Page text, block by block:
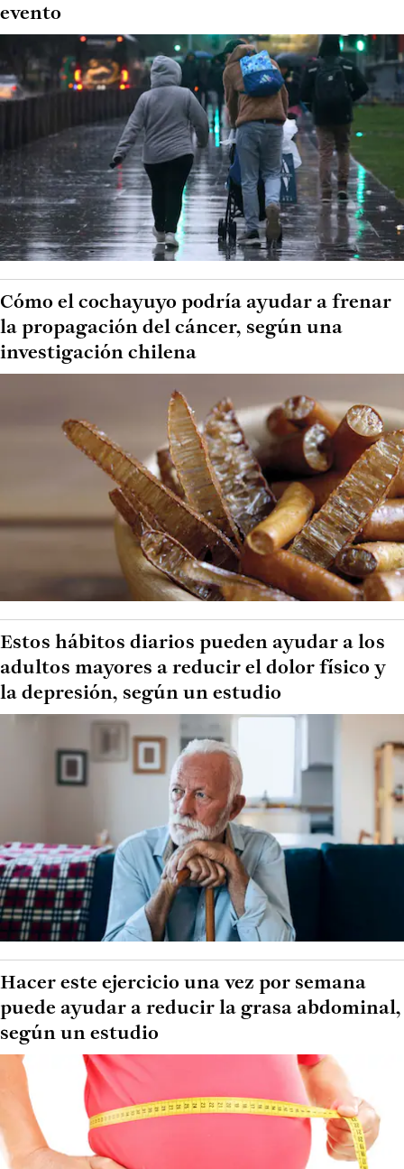
evento
Cómo el cochayuyo podría ayudar a frenar
la propagación del cáncer, según una
investigación chilena
Estos hábitos diarios pueden ayudar a los
adultos mayores a reducir el dolor físico y
la depresión, según un estudio
Hacer este ejercicio una vez por semana
puede ayudar a reducir la grasa abdominal,
según un estudio